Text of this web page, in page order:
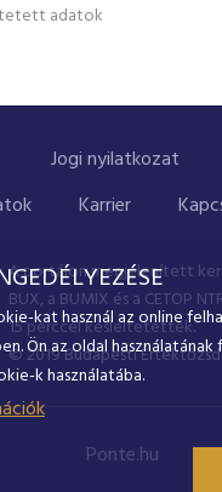
adatok
Jogi nyilatkozat
Karrier
A portálon megjelenített
BUX, a BUMIX és a CETOP
15 perccel késleltetettek.
© 2019 Budapesti
Ponte.hu
kat használ az online
Ön az oldal
k használatába.